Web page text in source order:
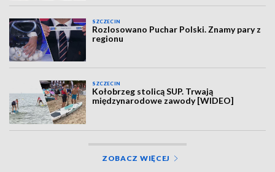
SZCZECIN
Rozlosowano Puchar Polski. Znamy pary z
regionu
SZCZECIN
Kołobrzeg stolicą SUP. Trwają
międzynarodowe zawody [WIDEO]
ZOBACZ WIĘCEJ